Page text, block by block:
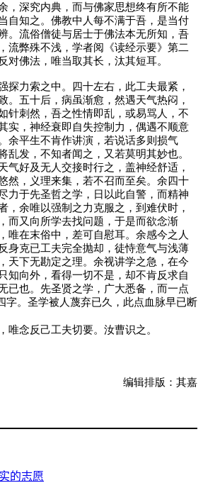
，深究内典，而与佛家思想终有所不能
自知之。佛教中人每不满于吾，是当付
。流俗僧徒与居士于佛法本无所知，吾
流弊殊不浅，学者阅《读经示要》第二
对佛法，唯当取其长，汰其短耳。
探力索之中。四十左右，此工夫最紧，
。五十后，病虽渐愈，然遇天气热闷，
针刺然，吾之性情即乱，或易骂人，不
实，神经衰即自失控制力，偶遇不顺意
余平生不肯作讲演，若说话多则损气
乱发，不知者闻之，又若莫明其妙也。
气好及无人交接时行之，盖神经舒适，
然，义理来集，若不召而至矣。余四十
力于先圣哲之学，日以此自警，而精神
，余唯以强制之力克服之，到难伏时，
而又向所学去找问题，于是而欲念渐
唯在末俗中，差可自慰耳。余感今之人
身克已工夫完全抛却，徒恃意气与浅薄
天下无勘定之理。余视讲学之急，在今
知向外，看得一切不是，却不肯反求自
已也。先圣贤之学，广大悉备，而一点
字。圣学被人蔑弃已久，此点血脉早已断
唯念反己工夫切要。汝曹识之。
编辑排版：其嘉
的志愿